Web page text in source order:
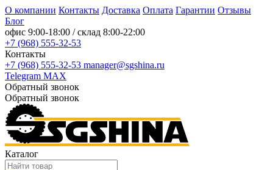
О компании Контакты Доставка Оплата Гарантии Отзывы
Блог
офис 9:00-18:00 / склад 8:00-22:00
+7 (968) 555-32-53
Контакты
+7 (968) 555-32-53 manager@sgshina.ru
Telegram MAX
Обратный звонок
Обратный звонок
Каталог